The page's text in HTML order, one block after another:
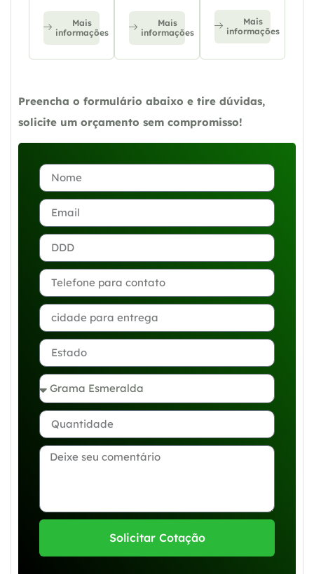
Mais
informações
Mais
informações
Mais
informações
Preencha o formulário abaixo e tire dúvidas,
solicite um orçamento sem compromisso!
Solicitar Cotação